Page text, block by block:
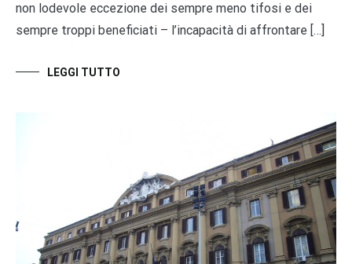
non lodevole eccezione dei sempre meno tifosi e dei
sempre troppi beneficiati – l’incapacità di affrontare […]
LEGGI TUTTO